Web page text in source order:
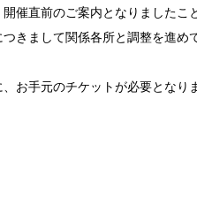
催直前のご案内となりましたこ
きまして関係各所と調整を進め
お手元のチケットが必要となり